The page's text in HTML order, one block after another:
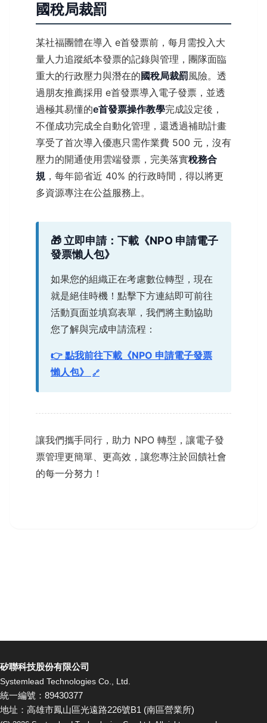
國稅局裁罰
某社福團體在導入 e首發票前，每月需投入大
量人力追蹤紙本發票的記錄與管理，團隊面臨
重大的行政壓力與潛在的 國稅局裁罰風險。透
過朋友推薦採用 e首發票導入電子發票，並透
過極其易懂的e首發票操作教學完成設定後，
不僅成功完成全自動化管理，還透過補助計畫
享受了首次導入優惠只需作業費 500 元，沒有
壓力的開通使用雲端發票，完美落實稅務合
規 ，每年節省近 40% 的行政時間，得以將更
多資源專注在公益服務上。
🎁 立即申請：下載《NPO 申請電子
發票懶人包》
如果您的組織正在考慮數位轉型，現在
就是絕佳時機！點擊下方連結即可前往
活動頁面並填寫表單，我們將主動協助
您了解與完成申請流程：
👉 點我前往下載《NPO 申請電子發票
懶人包》
讓我們攜手同行，助力 NPO 轉型，讓電子發
票管理更簡單、更高效，讓您專注於回饋社會
的每一分努力！
矽聯科技股份有限公司
Systemlead Technologies Co., Ltd.
統一編號：89430377
地址：高雄市鳳山區光遠路226號B1 (南區營業所)